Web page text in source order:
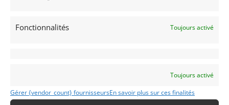
Fonctionnalités Toujours activé
Toujours activé
Gérer {vendor_count} fournisseursEn savoir plus sur ces finalités
CLARET (FRANCE)
Vendu par : Classic Racing Experience